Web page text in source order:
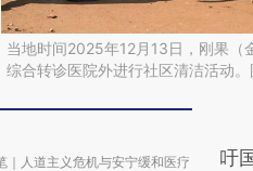
当地时间2025年12月13日，刚果（
综合转诊医院外进行社区清洁活动
｜人道主义危机与安宁缓和医疗
吁